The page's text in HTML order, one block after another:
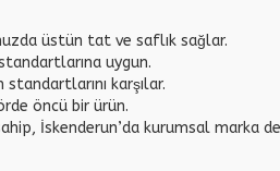
üstün tat ve saflık sağlar.
uygun.
karşılar.
öncü bir ürün.
İskenderun’da kurumsal marka